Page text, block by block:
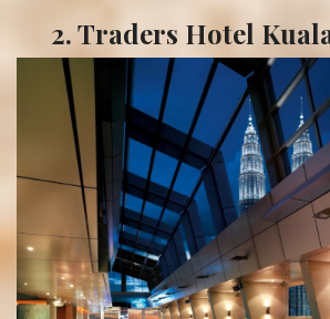
2. Traders Hotel